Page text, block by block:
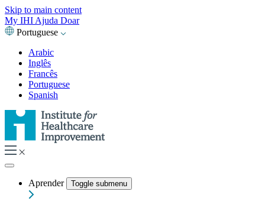
Skip to main content
My IHI Ajuda Doar
Portuguese
Arabic
Inglês
Francês
Portuguese
Spanish
Aprender Toggle submenu